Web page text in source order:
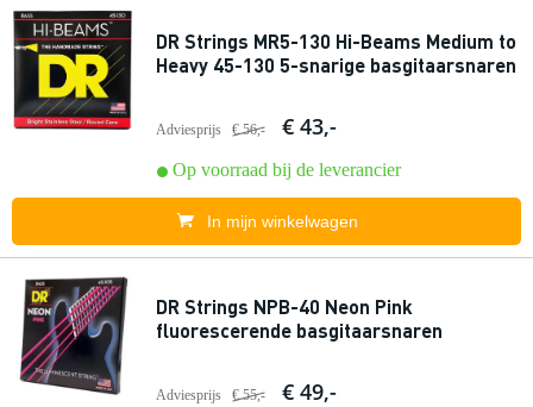
DR Strings MR5-130 Hi-Beams Medium to
Heavy 45-130 5-snarige basgitaarsnaren
Adviesprijs € 56,- € 43,-
Op voorraad bij de leverancier
In mijn winkelwagen
DR Strings NPB-40 Neon Pink
fluorescerende basgitaarsnaren
Adviesprijs € 55,- € 49,-